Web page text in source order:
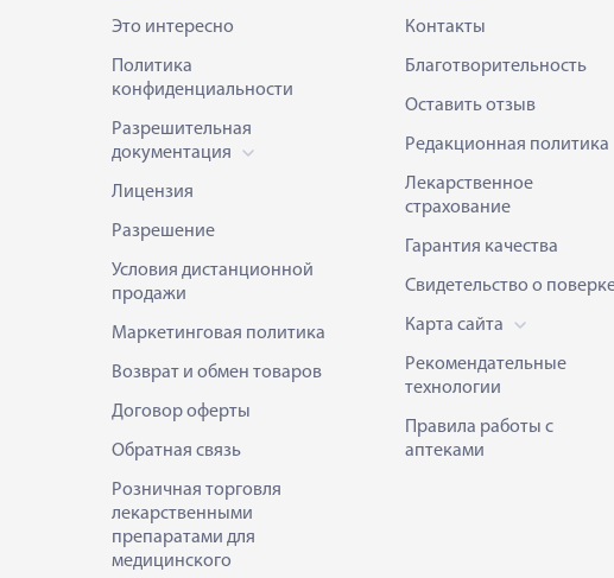
Это интересно
Политика
конфиденциальности
Разрешительная
документация
Лицензия
Разрешение
Условия дистанционной
продажи
Маркетинговая политика
Возврат и обмен товаров
Договор оферты
Обратная связь
Розничная торговля
лекарственными
препаратами для
медицинского
Контакты
Благотворительность
Оставить отзыв
Редакционная политика
Лекарственное
страхование
Гарантия качества
Свидетельство о
Карта сайта
Рекомендательные
технологии
Правила работы с
аптеками